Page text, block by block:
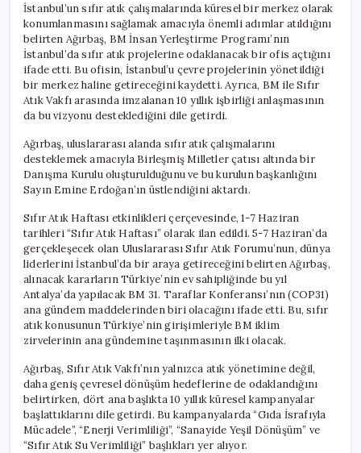
İstanbul’un sıfır atık çalışmalarında küresel bir merkez olarak
konumlanmasını sağlamak amacıyla önemli adımlar atıldığını
belirten Ağırbaş, BM İnsan Yerleştirme Programı’nın
İstanbul’da sıfır atık projelerine odaklanacak bir ofis açtığını
ifade etti. Bu ofisin, İstanbul’u çevre projelerinin yönetildiği
bir merkez haline getireceğini kaydetti. Ayrıca, BM ile Sıfır
Atık Vakfı arasında imzalanan 10 yıllık işbirliği anlaşmasının
da bu vizyonu desteklediğini dile getirdi.
Ağırbaş, uluslararası alanda sıfır atık çalışmalarını
desteklemek amacıyla Birleşmiş Milletler çatısı altında bir
Danışma Kurulu oluşturulduğunu ve bu kurulun başkanlığını
Sayın Emine Erdoğan’ın üstlendiğini aktardı.
Sıfır Atık Haftası etkinlikleri çerçevesinde, 1-7 Haziran
tarihleri “Sıfır Atık Haftası” olarak ilan edildi. 5-7 Haziran’da
gerçekleşecek olan Uluslararası Sıfır Atık Forumu’nun, dünya
liderlerini İstanbul’da bir araya getireceğini belirten Ağırbaş,
alınacak kararların Türkiye’nin ev sahipliğinde bu yıl
Antalya’da yapılacak BM 31. Taraflar Konferansı’nın (COP31)
ana gündem maddelerinden biri olacağını ifade etti. Bu, sıfır
atık konusunun Türkiye’nin girişimleriyle BM iklim
zirvelerinin ana gündemine taşınmasının ilki olacak.
Ağırbaş, Sıfır Atık Vakfı’nın yalnızca atık yönetimine değil,
daha geniş çevresel dönüşüm hedeflerine de odaklandığını
belirtirken, dört ana başlıkta 10 yıllık küresel kampanyalar
başlattıklarını dile getirdi. Bu kampanyalarda “Gıda İsrafıyla
Mücadele”, “Enerji Verimliliği”, “Sanayide Yeşil Dönüşüm” ve
“Sıfır Atık Su Verimliliği” başlıkları yer alıyor.